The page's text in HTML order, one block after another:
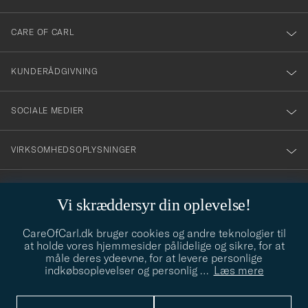
Vi skræddersyr din oplevelse!
CareOfCarl.dk bruger cookies og andre teknologier til
at holde vores hjemmesider pålidelige og sikre, for at
måle deres ydeevne, for at levere personlige
indkøbsoplevelser og personlig … Læs mere
dig
till
vårt
nyhetsbrev!
CARE OF CARL
KUNDERÅDGIVNING
SOCIALE MEDIER
VIRKSOMHEDSOPLYSNINGER
info@careofcarl.dk
Behøver du hjælp til at finde din stil? Lad os hjælpe dig, vi hjælper
gerne til!
STILRÅD